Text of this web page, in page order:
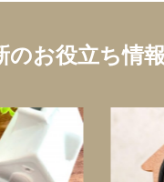
のお役立ち情報